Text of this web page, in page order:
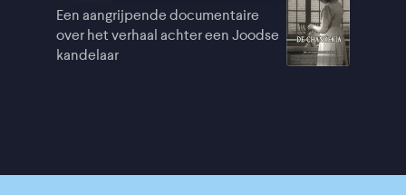
Een aangrijpende documentaire
over het verhaal achter een Joodse
kandelaar